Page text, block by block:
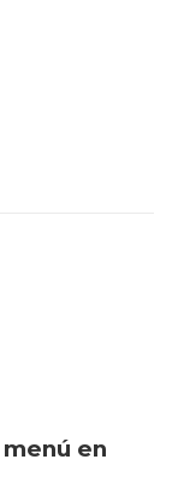
en